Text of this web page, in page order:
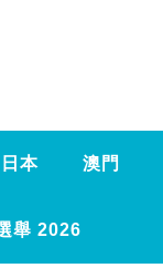
日本 澳門
舉 2026